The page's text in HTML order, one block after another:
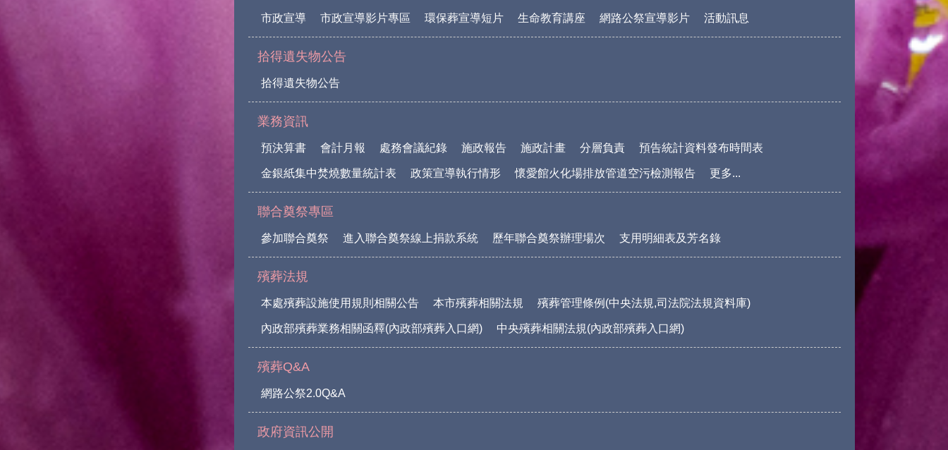
市政宣導 市政宣導影片專區 環保葬宣導短片 生命教育講座 網路公祭宣導影片 活動訊息
拾得遺失物公告
拾得遺失物公告
業務資訊
預決算書 會計月報 處務會議紀錄 施政報告 施政計畫 分層負責 預告統計資料發布時間表
金銀紙集中焚燒數量統計表 政策宣導執行情形 懷愛館火化場排放管道空污檢測報告 更多...
聯合奠祭專區
參加聯合奠祭 進入聯合奠祭線上捐款系統 歷年聯合奠祭辦理場次 支用明細表及芳名錄
殯葬法規
本處殯葬設施使用規則相關公告 本市殯葬相關法規 殯葬管理條例(中央法規,司法院法規資料庫)
內政部殯葬業務相關函釋(內政部殯葬入口網) 中央殯葬相關法規(內政部殯葬入口網)
殯葬Q&A
網路公祭2.0Q&A
政府資訊公開